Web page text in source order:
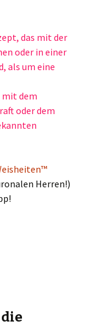
das mit der
oder in einer
als um eine
mit dem
oder dem
Herren!)